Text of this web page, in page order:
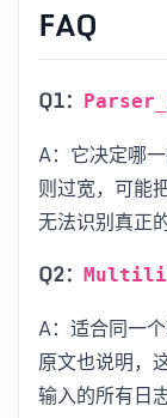
FAQ
Q1：
A：它决定哪
则过宽，可能
无法识别真正
Q2：
A：适合同一
原文也说明，
输入的所有日志